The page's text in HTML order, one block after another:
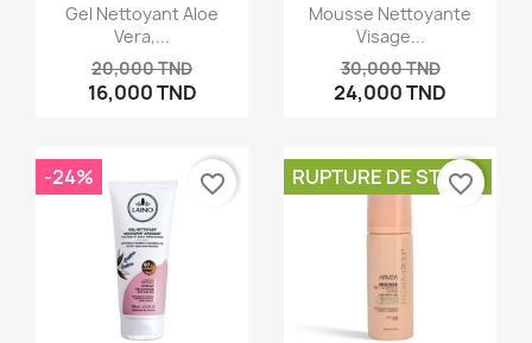
Gel Nettoyant Aloe
Vera,...
20,000 TND
16,000 TND
Mousse Nettoyante
Visage...
30,000 TND
24,000 TND
-24% favorite_border RUPTURE DE STOCK
favorite_border
Annuler Créer une liste d'envies